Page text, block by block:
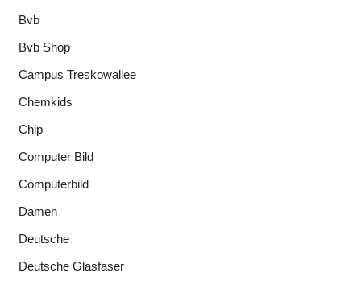
Bvb
Bvb Shop
Campus Treskowallee
Chemkids
Chip
Computer Bild
Computerbild
Damen
Deutsche
Deutsche Glasfaser